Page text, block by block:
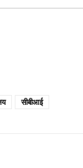
सीबीआई